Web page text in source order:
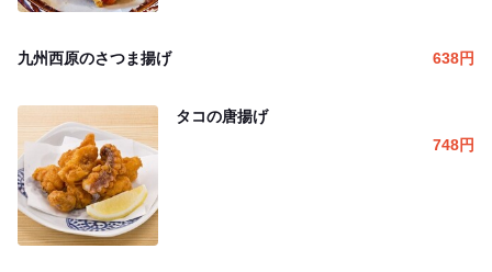
九州西原のさつま揚げ 638円
タコの唐揚げ
748円